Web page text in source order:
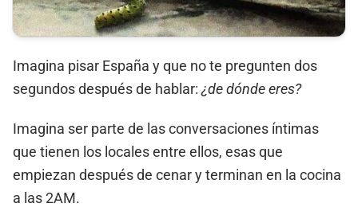
Imagina pisar España y que no te pregunten dos
segundos después de hablar: ¿de dónde eres?
Imagina ser parte de las conversaciones íntimas
que tienen los locales entre ellos, esas que
empiezan después de cenar y terminan en la cocina
a las 2AM.